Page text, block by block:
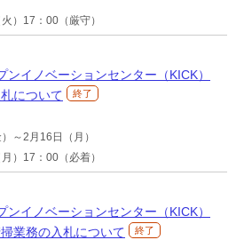
）17：00（厳守）
イノベーションセンター（KICK）
について
終了
～2月16日（月）
）17：00（必着）
イノベーションセンター（KICK）
業務の入札について
終了